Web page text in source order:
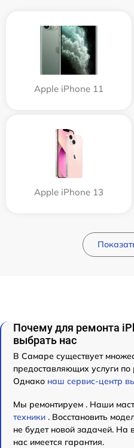
Apple iPhone 11
Apple iPhone 13
Почему для ремонта
выбрать нас
В Самаре существует
предоставляющих услуги по
Однако наш сервис-центр
Мы ремонтируем . Наши
техники . Восстановить
не будет новой задачей. На
нас имеется гарантия.